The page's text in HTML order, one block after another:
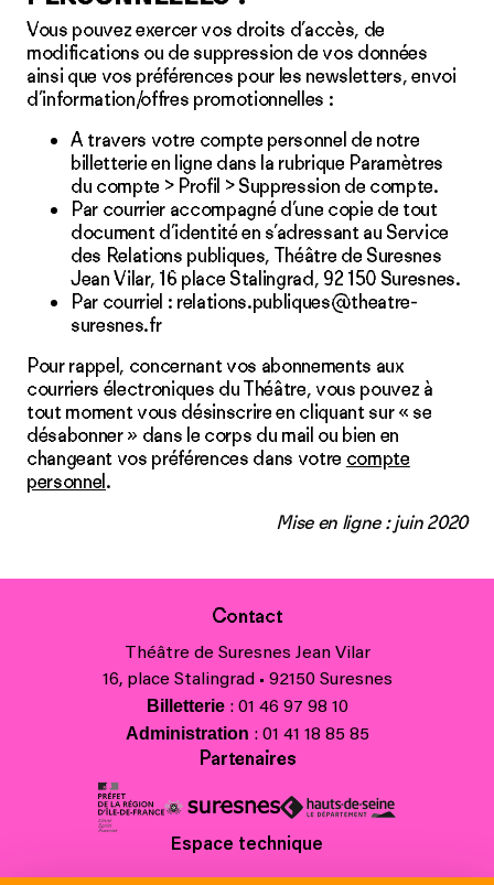
Vous pouvez exercer vos droits d’accès, de
modifications ou de suppression de vos données
ainsi que vos préférences pour les newsletters, envoi
d’information/offres promotionnelles :
A travers votre compte personnel de notre
billetterie en ligne dans la rubrique Paramètres
du compte > Profil > Suppression de compte.
Par courrier accompagné d’une copie de tout
document d’identité en s’adressant au Service
des Relations publiques, Théâtre de Suresnes
Jean Vilar, 16 place Stalingrad, 92 150 Suresnes.
Par courriel : relations.publiques@theatre-
suresnes.fr
Pour rappel, concernant vos abonnements aux
courriers électroniques du Théâtre, vous pouvez à
tout moment vous désinscrire en cliquant sur « se
désabonner » dans le corps du mail ou bien en
changeant vos préférences dans votre compte
personnel .
Mise en ligne : juin 2020
Contact
Théâtre de Suresnes Jean Vilar
16, place Stalingrad • 92150 Suresnes
Billetterie: 01 46 97 98 10
Administration : 01 41 18 85 85
Partenaires
Espace technique